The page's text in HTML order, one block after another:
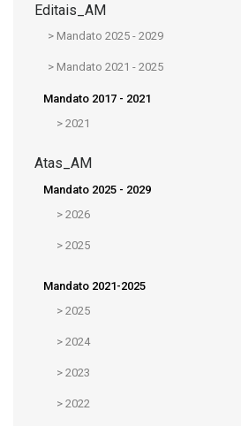
Editais_AM
> Mandato 2025 - 2029
> Mandato 2021 - 2025
Mandato 2017 - 2021
> 2021
Atas_AM
Mandato 2025 - 2029
> 2026
> 2025
Mandato 2021-2025
> 2025
> 2024
> 2023
> 2022